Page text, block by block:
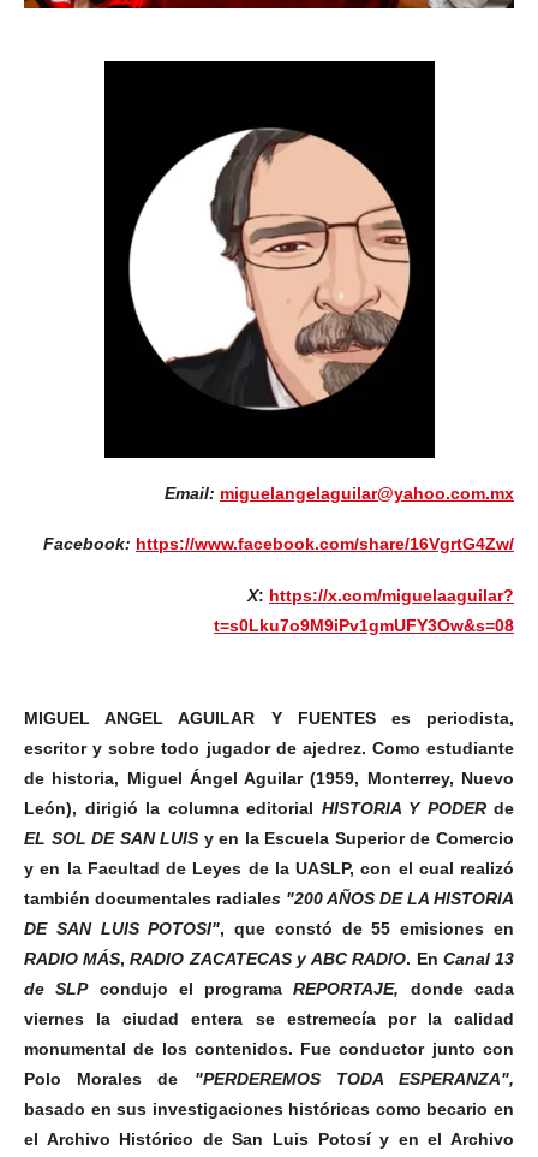
Email: miguelangelaguilar@yahoo.com.mx
Facebook: https://www.facebook.com/share/16VgrtG4Zw/
X: https://x.com/miguelaaguilar?
t=s0Lku7o9M9iPv1gmUFY3Ow&s=08
MIGUEL ANGEL AGUILAR Y FUENTES es periodista,
escritor y sobre todo jugador de ajedrez. Como estudiante
de historia, Miguel Ángel Aguilar (1959, Monterrey, Nuevo
León), dirigió la columna editorial HISTORIA Y PODERde
EL SOL DE SAN LUIS y en la Escuela Superior de Comercio
y en la Facultad de Leyes de la UASLP, con el cual realizó
también documentales radiales "200 AÑOS DE LA HISTORIA
DE SAN LUIS POTOSI", que constó de 55 emisiones en
RADIO MÁS,RADIO ZACATECAS y ABC RADIO. En Canal 13
de SLPcondujo el programaREPORTAJE, donde cada
viernes la ciudad entera se estremecía por la calidad
monumental de los contenidos. Fue conductor junto con
Polo Morales de "PERDEREMOS TODA ESPERANZA",
basado en sus investigaciones históricas como becario en
el Archivo Histórico de San Luis Potosí y en el Archivo